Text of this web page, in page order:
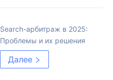
Search-арбитраж в 2025:
Проблемы и их решения
Далее